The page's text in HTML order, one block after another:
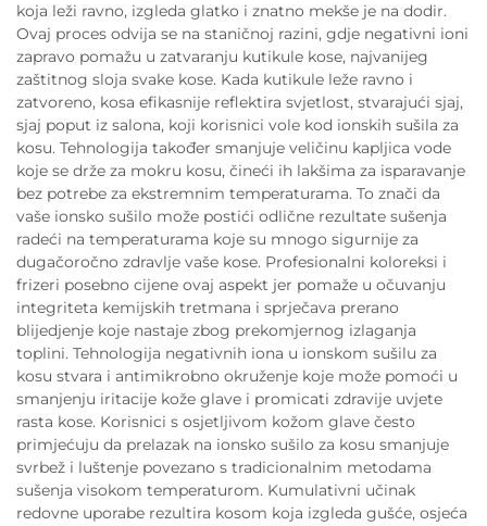
koja leži ravno, izgleda glatko i znatno mekše je na dodir.
Ovaj proces odvija se na staničnoj razini, gdje negativni ioni
zapravo pomažu u zatvaranju kutikule kose, najvanijeg
zaštitnog sloja svake kose. Kada kutikule leže ravno i
zatvoreno, kosa efikasnije reflektira svjetlost, stvarajući sjaj,
sjaj poput iz salona, koji korisnici vole kod ionskih sušila za
kosu. Tehnologija također smanjuje veličinu kapljica vode
koje se drže za mokru kosu, čineći ih lakšima za isparavanje
bez potrebe za ekstremnim temperaturama. To znači da
vaše ionsko sušilo može postići odlične rezultate sušenja
radeći na temperaturama koje su mnogo sigurnije za
dugačoročno zdravlje vaše kose. Profesionalni koloreksi i
frizeri posebno cijene ovaj aspekt jer pomaže u očuvanju
integriteta kemijskih tretmana i sprječava prerano
blijedjenje koje nastaje zbog prekomjernog izlaganja
toplini. Tehnologija negativnih iona u ionskom sušilu za
kosu stvara i antimikrobno okruženje koje može pomoći u
smanjenju iritacije kože glave i promicati zdravije uvjete
rasta kose. Korisnici s osjetljivom kožom glave često
primjećuju da prelazak na ionsko sušilo za kosu smanjuje
svrbež i luštenje povezano s tradicionalnim metodama
sušenja visokom temperaturom. Kumulativni učinak
redovne uporabe rezultira kosom koja izgleda gušće, osjeća